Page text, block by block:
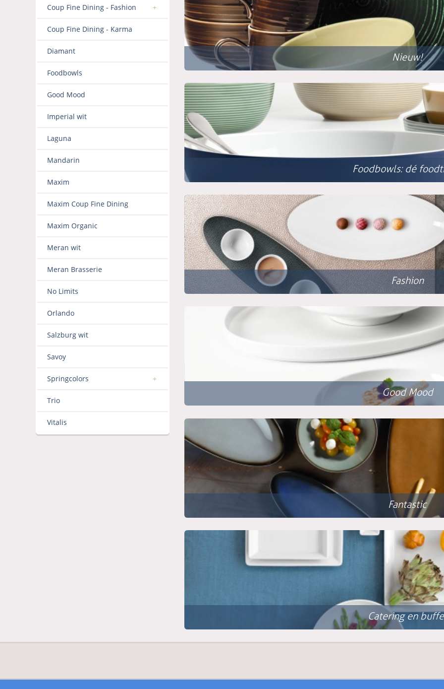
Coup Fine Dining - Fashion
Coup Fine Dining - Karma
Diamant
Foodbowls
Good Mood
Imperial wit
Laguna
Mandarin
Maxim
Maxim Coup Fine Dining
Maxim Organic
Meran wit
Meran Brasserie
No Limits
Orlando
Salzburg wit
Savoy
Springcolors
Trio
Vitalis
Nieuw!
Foodbowls: dé
Fashion
Good Mood
Fantastic
Catering en